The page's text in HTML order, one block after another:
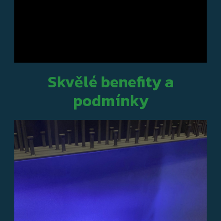
Skvělé benefity a
podmínky